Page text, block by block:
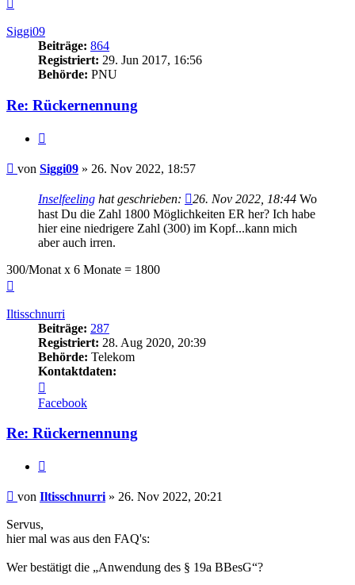
Siggi09
Beiträge: 864
Registriert: 29. Jun 2017, 16:56
Behörde: PNU
Re: Rückernennung
Beitrag
von Siggi09 » 26. Nov 2022, 18:57
Inselfeeling hat geschrieben: 26. Nov 2022, 18:44 Wo
hast Du die Zahl 1800 Möglichkeiten ER her? Ich habe
hier eine niedrigere Zahl (300) im Kopf...kann mich
aber auch irren.
300/Monat x 6 Monate = 1800
Iltisschnurri
Beiträge: 287
Registriert: 28. Aug 2020, 20:39
Behörde: Telekom
Kontaktdaten:
von
Iltisschnurri
Facebook
Re: Rückernennung
Beitrag
von Iltisschnurri » 26. Nov 2022, 20:21
Servus,
hier mal was aus den FAQ's:
Wer bestätigt die „Anwendung des § 19a BBesG“?